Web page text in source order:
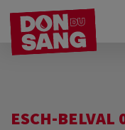
ESCH-BELVAL